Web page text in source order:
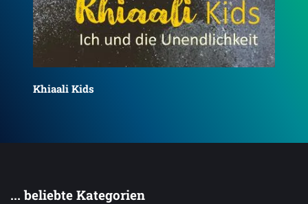
Khiaali Kids
... beliebte Kategorien